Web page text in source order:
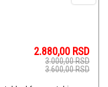
2.880,00 RSD
3.000,00RSD
3.600,00RSD